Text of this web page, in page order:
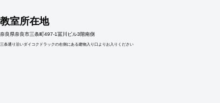
教室所在地
奈良県奈良市三条町497-1冨川ビル3階南側
三条通り沿いダイコクドラックの右側にある建物入り口よりお入りください